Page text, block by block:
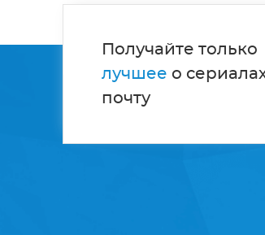
Получайте только
лучшее о
почту